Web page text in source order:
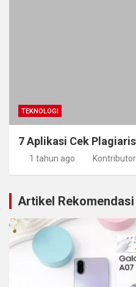
TEKNOLOGI
7 Aplikasi Cek
1 tahun ago
Artikel